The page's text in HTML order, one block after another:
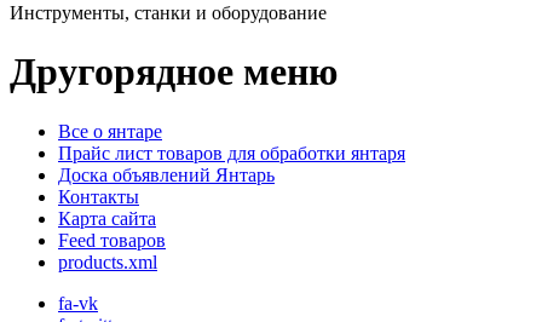
Инструменты, станки и оборудование
Другорядное меню
Все о янтаре
Прайс лист товаров для обработки янтаря
Доска объявлений Янтарь
Контакты
Карта сайта
Feed товаров
products.xml
fa-vk